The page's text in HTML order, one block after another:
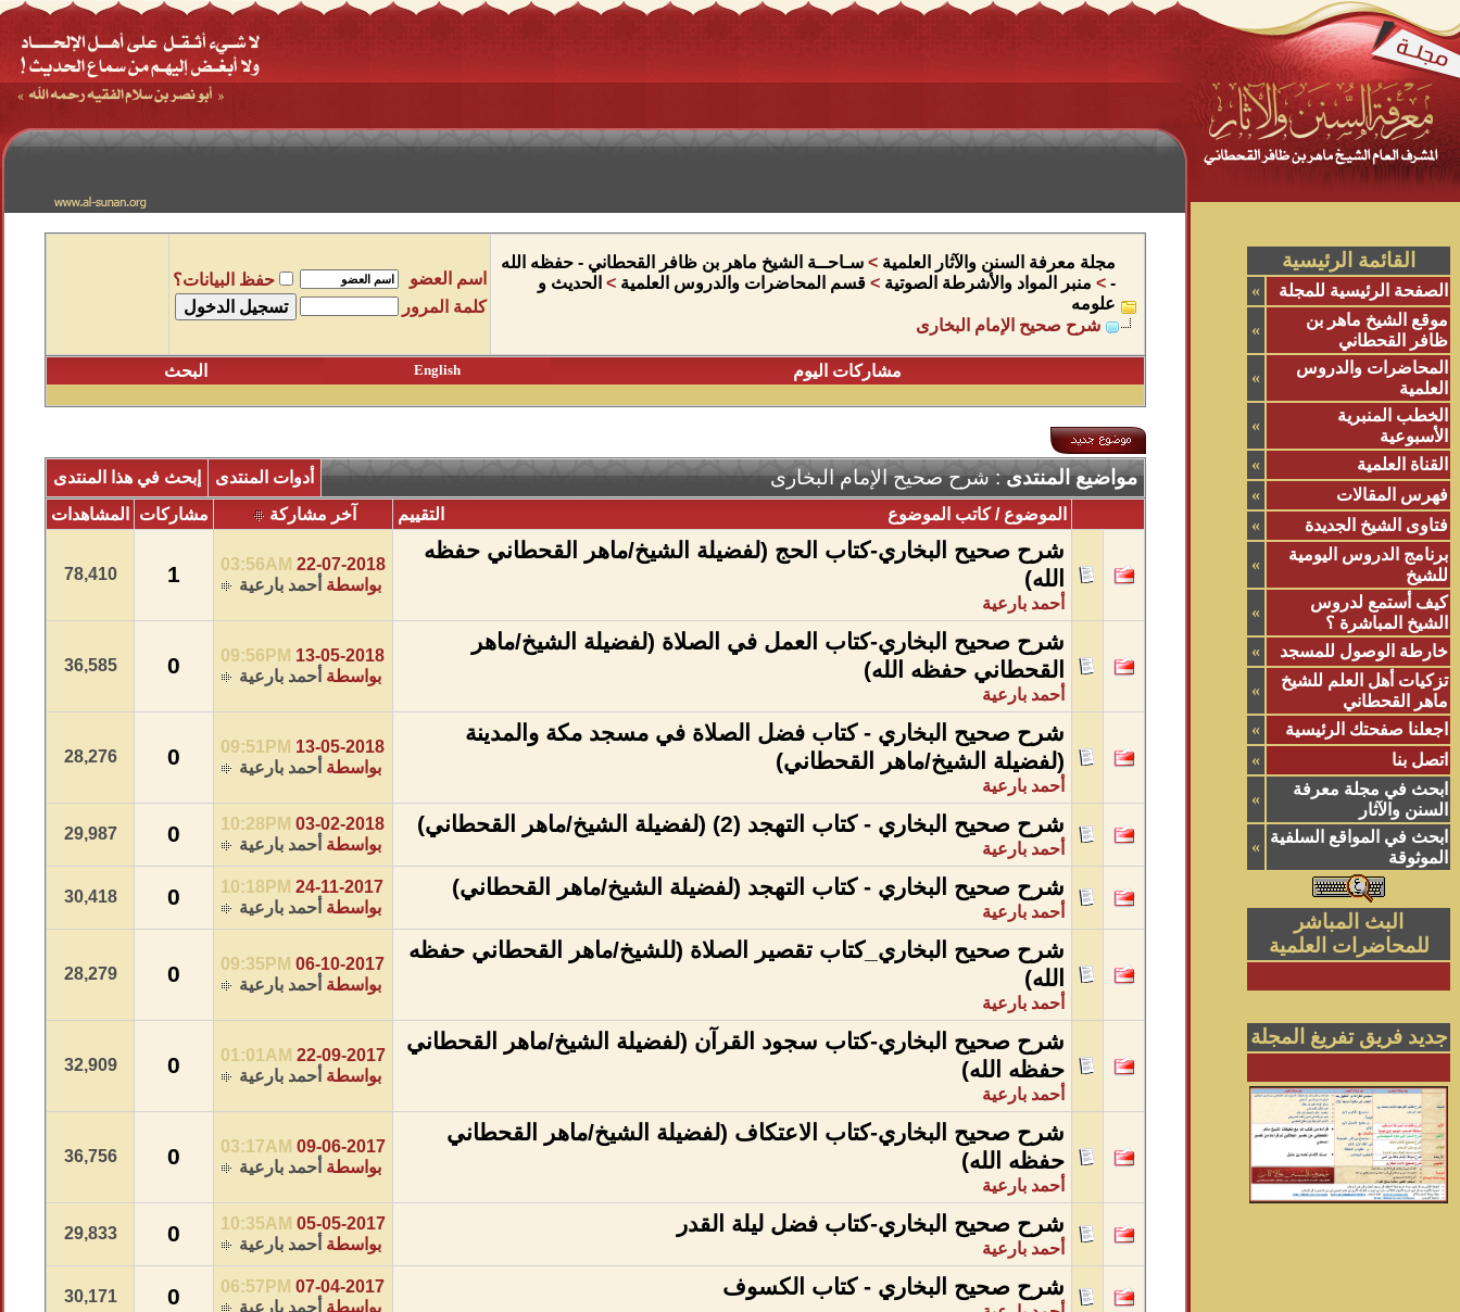
القائمة الرئيسية
الصفحة الرئيسية للمجلة
»
موقع الشيخ ماهر بن
ظافر القحطاني
»
المحاضرات والدروس
العلمية
»
الخطب المنبرية
الأسبوعية
»
القناة العلمية
»
فهرس المقالات
»
فتاوى الشيخ الجديدة
»
برنامج الدروس اليومية
للشيخ
»
كيف أستمع لدروس
الشيخ المباشرة ؟
»
خارطة الوصول للمسجد
»
تزكيات أهل العلم للشيخ
ماهر القحطاني
»
اجعلنا صفحتك الرئيسية
»
اتصل بنا
»
ابحث في مجلة معرفة
السنن والآثار
»
ابحث في المواقع السلفية
الموثوقة
»
البث المباشر
للمحاضرات العلمية
جديد فريق تفريغ المجلة
مجلة معرفة السنن والآثار العلمية > سـاحــة الشيخ ماهر بن ظافر القحطاني - حفظه الله
-
> منبر المواد والأشرطة الصوتية > قسم المحاضرات والدروس العلمية > الحديث و
علومه
شرح صحيح الإمام البخارى
اسم العضو
حفظ البيانات؟
كلمة المرور
مشاركات اليوم English البحث
مواضيع المنتدى: شرح صحيح الإمام البخارى أدوات المنتدى
إبحث في هذا المنتدى
التقييم
الموضوع /كاتب الموضوع آخر مشاركة مشاركات المشاهدات
شرح صحيح البخاري-كتاب الحج (لفضيلة الشيخ/ماهر القحطاني حفظه
الله)
أحمد بارعية
22-07-2018
03:56AM
بواسطة أحمد بارعية 1
78,410
شرح صحيح البخاري-كتاب العمل في الصلاة (لفضيلة الشيخ/ماهر
القحطاني حفظه الله)
أحمد بارعية
13-05-2018
09:56PM
بواسطة أحمد بارعية 0
36,585
شرح صحيح البخاري - كتاب فضل الصلاة في مسجد مكة والمدينة
(لفضيلة الشيخ/ماهر القحطاني)
أحمد بارعية
13-05-2018
09:51PM
بواسطة أحمد بارعية 0
28,276
شرح صحيح البخاري - كتاب التهجد (2) (لفضيلة الشيخ/ماهر القحطاني)
أحمد بارعية
03-02-2018
10:28PM
بواسطة أحمد بارعية 0
29,987
شرح صحيح البخاري - كتاب التهجد (لفضيلة الشيخ/ماهر القحطاني)
أحمد بارعية
24-11-2017
10:18PM
بواسطة أحمد بارعية 0
30,418
شرح صحيح البخاري_كتاب تقصير الصلاة (للشيخ/ماهر القحطاني حفظه
الله)
أحمد بارعية
06-10-2017
09:35PM
بواسطة أحمد بارعية 0
28,279
شرح صحيح البخاري-كتاب سجود القرآن (لفضيلة الشيخ/ماهر القحطاني
حفظه الله)
أحمد بارعية
22-09-2017
01:01AM
بواسطة أحمد بارعية 0
32,909
شرح صحيح البخاري-كتاب الاعتكاف (لفضيلة الشيخ/ماهر القحطاني
حفظه الله)
أحمد بارعية
09-06-2017
03:17AM
بواسطة أحمد بارعية 0
36,756
شرح صحيح البخاري-كتاب فضل ليلة القدر
أحمد بارعية
05-05-2017
10:35AM
بواسطة أحمد بارعية 0
29,833
شرح صحيح البخاري - كتاب الكسوف 07-04-2017
06:57PM
بواسطة أحمد بارعية 0
30,171